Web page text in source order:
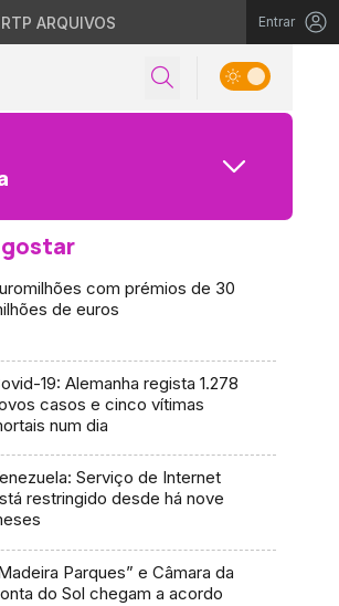
RTP ARQUIVOS Entrar
gostar
com prémios de 30
de euros
19: Alemanha regista 1.278
casos e cinco vítimas
num dia
Serviço de Internet
restringido desde há nove
Parques” e Câmara da
do Sol chegam a acordo